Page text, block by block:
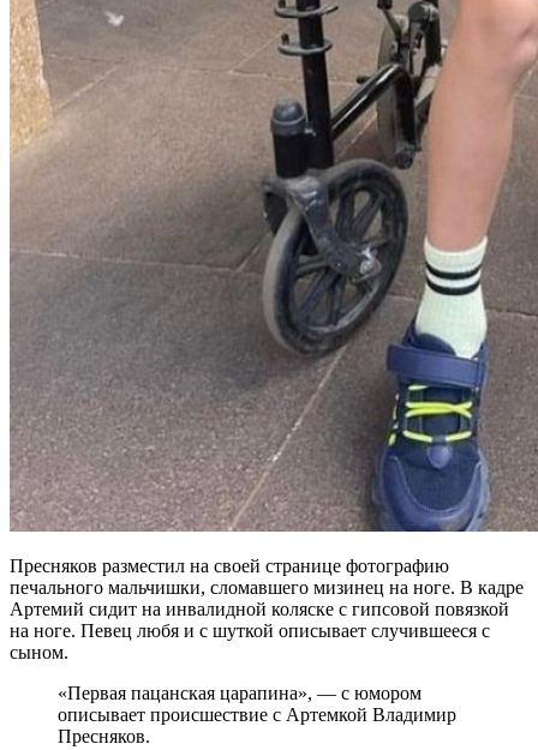
Пресняков разместил на своей странице фотографию
печального мальчишки, сломавшего мизинец на ноге. В кадре
Артемий сидит на инвалидной коляске с гипсовой повязкой
на ноге. Певец любя и с шуткой описывает случившееся с
сыном.
«Первая пацанская царапина», — с юмором
описывает происшествие с Артемкой Владимир
Пресняков.